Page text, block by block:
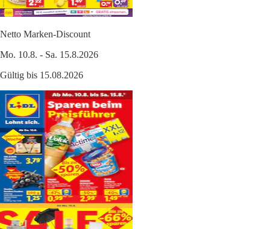
Netto Marken-Discount
Mo. 10.8. - Sa. 15.8.2026
Gültig bis 15.08.2026